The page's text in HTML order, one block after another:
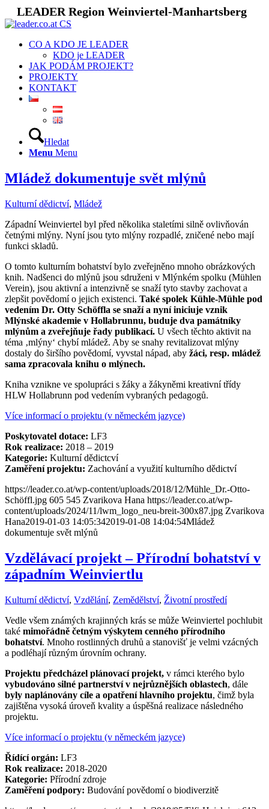
LEADER Region Weinviertel-Manhartsberg
CO A KDO JE LEADER
KDO je LEADER
JAK PODÁM PROJEKT?
PROJEKTY
KONTAKT
Hledat
Menu Menu
Mládež dokumentuje svět mlýnů
Kulturní dědictví, Mládež
Západní Weinviertel byl před několika staletími silně ovlivňován
četnými mlýny. Nyní jsou tyto mlýny rozpadlé, zničené nebo mají
funkci skladů.
O tomto kulturním bohatství bylo zveřejněno mnoho obrázkových
knih. Nadšenci do mlýnů jsou sdruženi v Mlýnkém spolku (Mühlen
Verein), jsou aktivní a intenzivně se snaží tyto stavby zachovat a
zlepšit povědomí o jejich existenci. Také spolek Kühle-Mühle pod
vedením Dr. Otty Schöffla se snaží a nyní iniciuje vznik
Mlýnské akademie v Hollabrunnu, buduje dva památníky
mlýnům a zveřejňuje řady publikací. U všech těchto aktivit na
téma ‚mlýny‘ chybí mládež. Aby se snahy revitalizovat mlýny
dostaly do širšího povědomí, vyvstal nápad, aby žáci, resp. mládež
sama zpracovala knihu o mlýnech.
Kniha vznikne ve spolupráci s žáky a žákyněmi kreativní třídy
HLW Hollabrunn pod vedením vybraných pedagogů.
Více informací o projektu (v německém jazyce)
Poskytovatel dotace: LF3
Rok realizace: 2018 – 2019
Kategorie: Kulturní dědictcví
Zaměření projektu: Zachování a využití kulturního dědictví
https://leader.co.at/wp-content/uploads/2018/12/Mühle_Dr.-Otto-
Schöffl.jpg 605 545 Zvarikova Hana https://leader.co.at/wp-
content/uploads/2024/11/lwm_logo_neu-breit-300x87.jpg Zvarikova
Hana2019-01-03 14:05:342019-01-08 14:04:54Mládež
dokumentuje svět mlýnů
Vzdělávací projekt – Přírodní bohatství v
západním Weinviertlu
Kulturní dědictví, Vzdělání, Zemědělství, Životní prostředí
Vedle všem známých krajinných krás se může Weinviertel pochlubit
také mimořádně četným výskytem cenného přírodního
bohatství. Mnoho rostlinných druhů a stanovišť je velmi vzácných
a podléhají různým úrovním ochrany.
Projektu předcházel plánovací projekt, v rámci kterého bylo
vybudováno silné partnerství v nejrůznějších oblastech, dále
byly naplánovány cíle a opatření hlavního projektu, čimž byla
zajištěna vysoká úroveň kvality a úspěšná realizace následného
projektu.
Více informací o projektu (v německém jazyce)
Řídící orgán: LF3
Rok realizace: 2018-2020
Kategorie: Přírodní zdroje
Zaměření podpory: Budování povědomí o biodiverzitě